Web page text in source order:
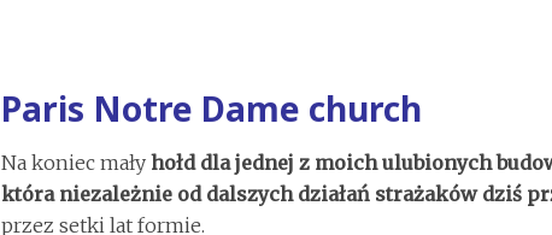
Paris Notre Dame church
Na koniec małyhołd dla jednej z moich ulubionych
która niezależnie od dalszych działań strażaków dziś
przez setki lat formie.